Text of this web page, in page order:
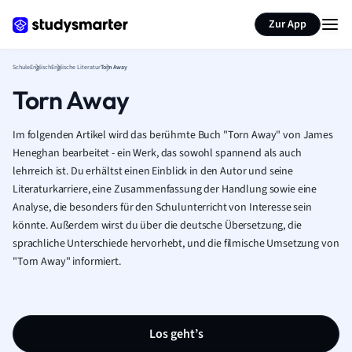
Zur App
SchuleEnglischEnglische LiteraturTorn Away
Torn Away
Im folgenden Artikel wird das berühmte Buch "Torn Away" von James
Heneghan bearbeitet - ein Werk, das sowohl spannend als auch
lehrreich ist. Du erhältst einen Einblick in den Autor und seine
Literaturkarriere, eine Zusammenfassung der Handlung sowie eine
Analyse, die besonders für den Schulunterricht von Interesse sein
könnte. Außerdem wirst du über die deutsche Übersetzung, die
sprachliche Unterschiede hervorhebt, und die filmische Umsetzung von
"Torn Away" informiert.
Los geht’s
Seite zusammenfassen